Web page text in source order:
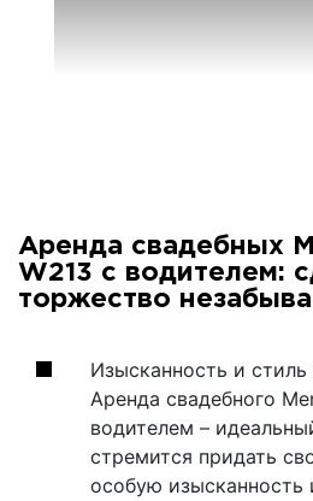
Аренда свадебных
W213 с водителем:
торжество
Изысканность и
Аренда свадебного
водителем –
стремится придать
особую изысканность